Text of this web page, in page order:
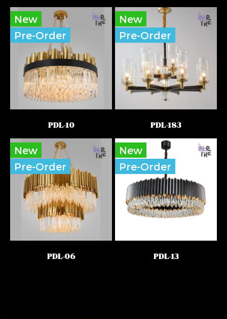
New
Pre-Order
PDL-10
New
Pre-Order
PDL-183
New
Pre-Order
PDL-06
New
Pre-Order
PDL-13